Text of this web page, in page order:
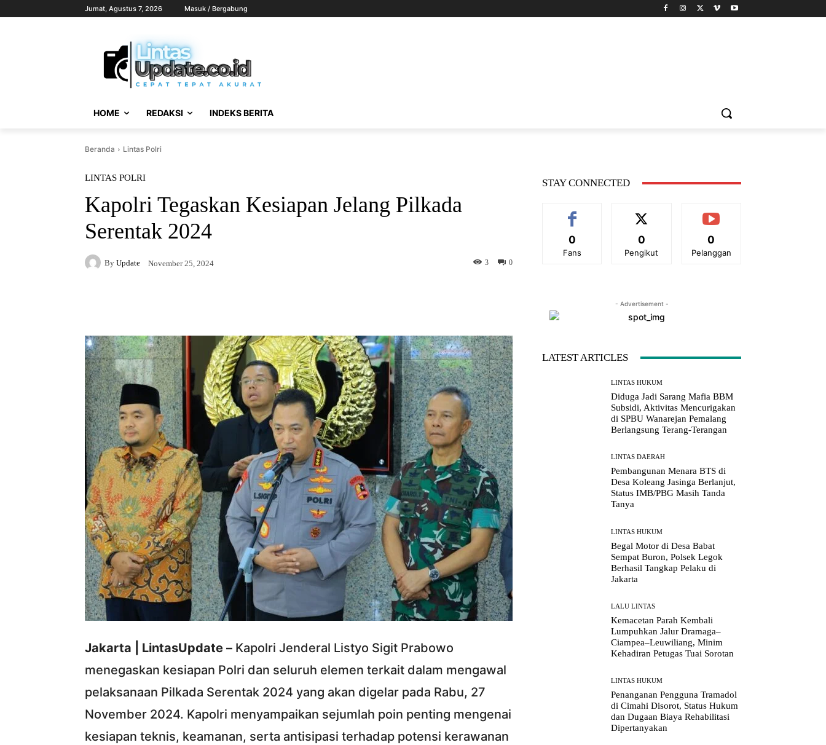
Jumat, Agustus 7, 2026 Masuk / Bergabung
HOME REDAKSI INDEKS BERITA
Beranda Lintas Polri
LINTAS POLRI
Kapolri Tegaskan Kesiapan Jelang Pilkada
Serentak 2024
By Update November 25, 2024 0
3
Viber
Jakarta | LintasUpdate – Kapolri Jenderal Listyo Sigit Prabowo
menegaskan kesiapan Polri dan seluruh elemen terkait dalam mengawal
pelaksanaan Pilkada Serentak 2024 yang akan digelar pada Rabu, 27
November 2024. Kapolri menyampaikan sejumlah poin penting mengenai
kesiapan teknis, keamanan, serta antisipasi terhadap potensi kerawanan
STAY CONNECTED
0
Fans
0
Pengikut
0
Pelanggan
- Advertisement -
LATEST ARTICLES
LINTAS HUKUM
Diduga Jadi Sarang Mafia BBM
Subsidi, Aktivitas Mencurigakan
di SPBU Wanarejan Pemalang
Berlangsung Terang-Terangan
LINTAS DAERAH
Pembangunan Menara BTS di
Desa Koleang Jasinga Berlanjut,
Status IMB/PBG Masih Tanda
Tanya
LINTAS HUKUM
Begal Motor di Desa Babat
Sempat Buron, Polsek Legok
Berhasil Tangkap Pelaku di
Jakarta
LALU LINTAS
Kemacetan Parah Kembali
Lumpuhkan Jalur Dramaga–
Ciampea–Leuwiliang, Minim
Kehadiran Petugas Tuai Sorotan
LINTAS HUKUM
Penanganan Pengguna Tramadol
di Cimahi Disorot, Status Hukum
dan Dugaan Biaya Rehabilitasi
Dipertanyakan